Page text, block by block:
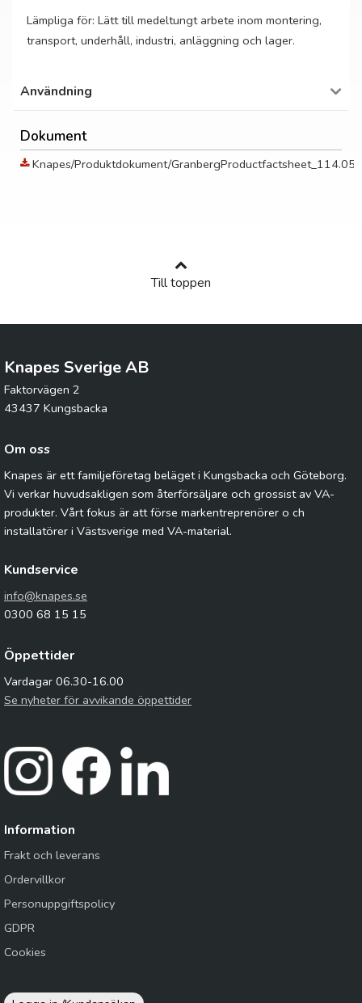
Lämpliga för: Lätt till medeltungt arbete inom montering,
transport, underhåll, industri, anläggning och lager.
Användning
Dokument
Knapes/Produktdokument/
Till toppen
Knapes Sverige AB
Faktorvägen 2
43437 Kungsbacka
Om oss
Knapes är ett familjeföretag beläget i Kungsbacka och Göteborg.
Vi verkar huvudsakligen som återförsäljare och grossist av VA-
produkter. Vårt fokus är att förse markentreprenörer o ch
installatörer i Västsverige med VA-material.
Kundservice
info@knapes.se
0300 68 15 15
Öppettider
Vardagar 06.30-16.00
Se nyheter för avvikande öppettider
Information
Frakt och leverans
Ordervillkor
Personuppgiftspolicy
GDPR
Cookies